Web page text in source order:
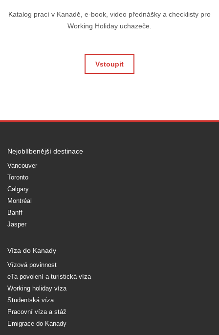
Katalog prací v Kanadě, e-book, video přednášky a checklisty pro
Working Holiday uchazeče.
Vstoupit
Nejoblíbenější destinace
Vancouver
Toronto
Calgary
Montréal
Banff
Jasper
Víza do Kanady
Vízová povinnost
eTa povolení a turistická víza
Working holiday víza
Studentská víza
Pracovní víza a stáž
Emigrace do Kanady